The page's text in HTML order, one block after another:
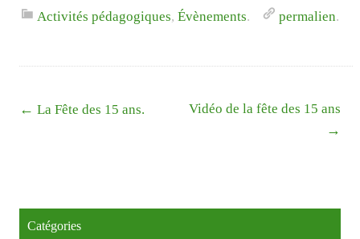
Activités pédagogiques,Évènements. permalien.
Liste
← La Fête des 15 ans. Vidéo de la fête des 15 ans
→
Catégories